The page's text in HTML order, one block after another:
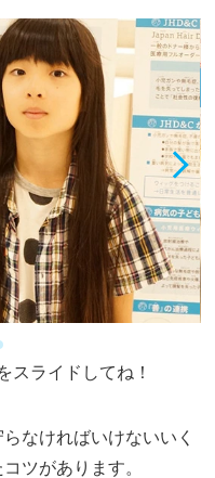
スライドしてね！
なければいけないいく
ツがあります。